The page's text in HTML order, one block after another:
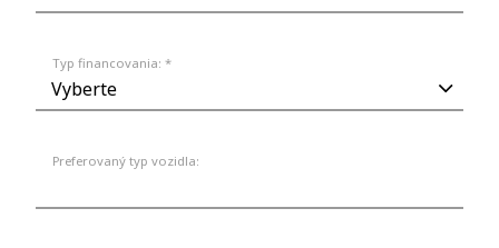
Typ financovania: *
Preferovaný typ vozidla: